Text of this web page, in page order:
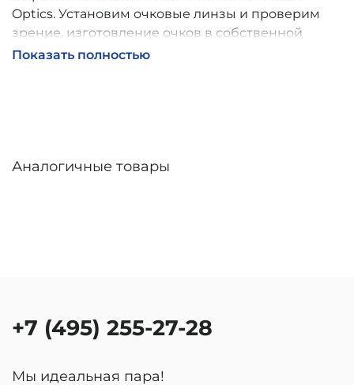
Optics. Установим очковые линзы и проверим
зрение, изготовление очков в собственной
мастерской, обычно 2–5 дней, индивидуальные
Показать полностью
Аналогичные товары
+7 (495) 255-27-28
Мы идеальная пара!